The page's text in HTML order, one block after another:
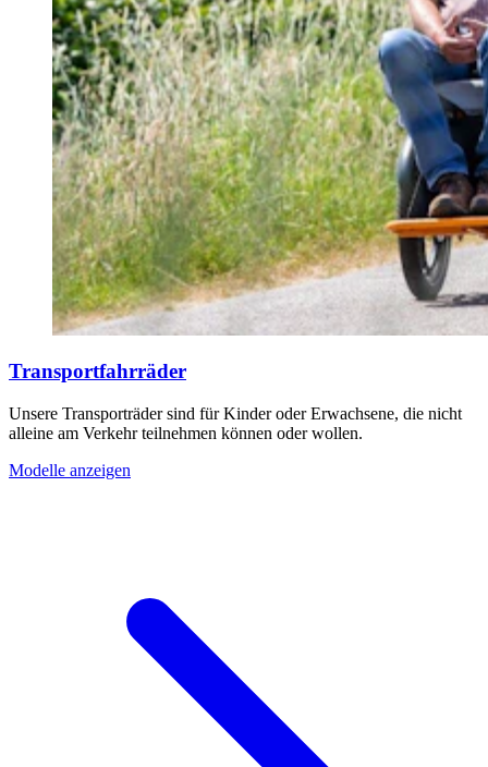
Transportfahrräder
Unsere Transporträder sind für Kinder oder Erwachsene, die nicht
alleine am Verkehr teilnehmen können oder wollen.
Modelle anzeigen